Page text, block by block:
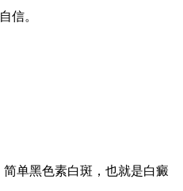
信。
单黑色素白斑，也就是白癜